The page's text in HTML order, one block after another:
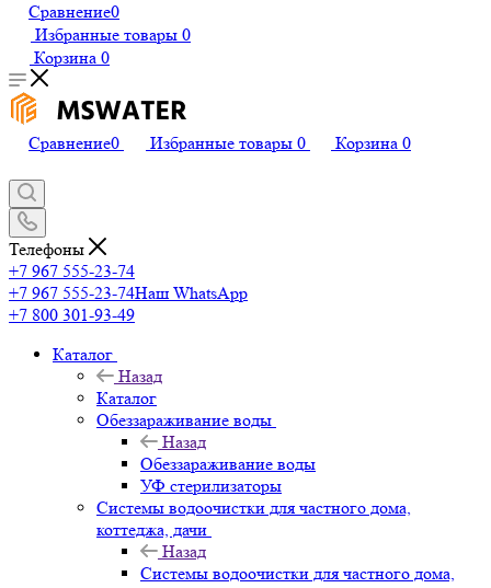
Сравнение0
Избранные товары 0
Корзина 0
Сравнение0 Избранные товары 0 Корзина 0
Телефоны
+7 967 555-23-74
+7 967 555-23-74Наш WhatsApp
+7 800 301-93-49
Каталог
Назад
Каталог
Обеззараживание воды
Назад
Обеззараживание воды
УФ стерилизаторы
Системы водоочистки для частного дома,
коттеджа, дачи
Назад
Системы водоочистки для частного дома,